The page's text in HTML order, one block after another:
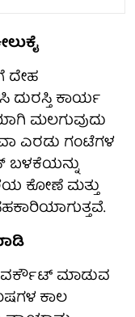
ದೇಹ
ಕಾರ್ಯ
ಮಲಗುವುದು
ಎರಡು ಗಂಟೆಗಳ
ಬಳಕೆಯನ್ನು
ಕೋಣೆ ಮತ್ತು
ವರ್ಕೌಟ್ ಮಾಡುವ
ಕಾಲ